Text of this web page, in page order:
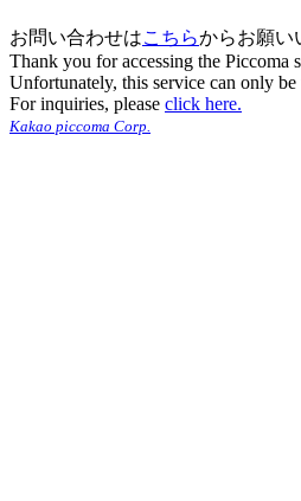
お問い合わせはこちらからお願い
Thank you for accessing the Piccoma
Unfortunately, this service can only be
For inquiries, please click here.
Kakao piccoma Corp.